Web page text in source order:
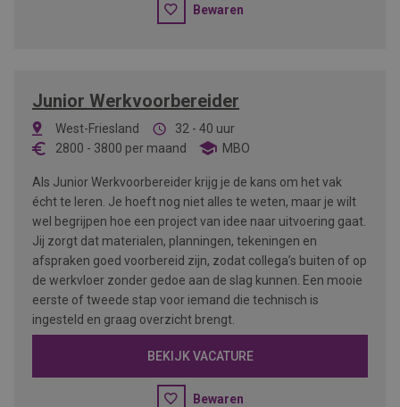
Bewaren
Junior Werkvoorbereider
West-Friesland
32 - 40 uur
2800 - 3800 per maand MBO
Als Junior Werkvoorbereider krijg je de kans om het vak
écht te leren. Je hoeft nog niet alles te weten, maar je wilt
wel begrijpen hoe een project van idee naar uitvoering gaat.
Jij zorgt dat materialen, planningen, tekeningen en
afspraken goed voorbereid zijn, zodat collega’s buiten of op
de werkvloer zonder gedoe aan de slag kunnen. Een mooie
eerste of tweede stap voor iemand die technisch is
ingesteld en graag overzicht brengt.
BEKIJK VACATURE
Bewaren